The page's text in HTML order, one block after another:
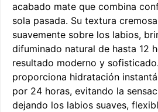
acabado mate que combina
sola pasada. Su textura
suavemente sobre los labios,
difuminado natural de hasta 12
resultado moderno y
proporciona hidratación
por 24 horas, evitando la
dejando los labios suaves,